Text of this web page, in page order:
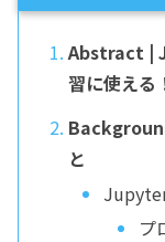
Abstract |
習に使える
と
プ